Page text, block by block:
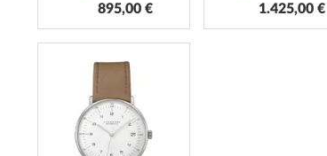
895,00 € 1.425,00 €